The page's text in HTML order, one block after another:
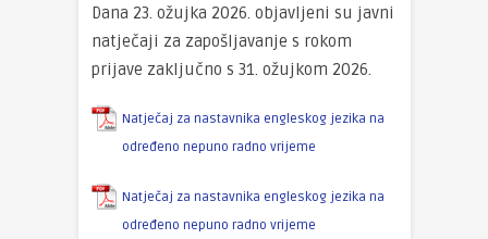
Dana 23. ožujka 2026. objavljeni su javni
natječaji za zapošljavanje s rokom
prijave zaključno s 31. ožujkom 2026.
Natječaj za nastavnika engleskog jezika na
određeno nepuno radno vrijeme
Natječaj za nastavnika engleskog jezika na
određeno nepuno radno vrijeme